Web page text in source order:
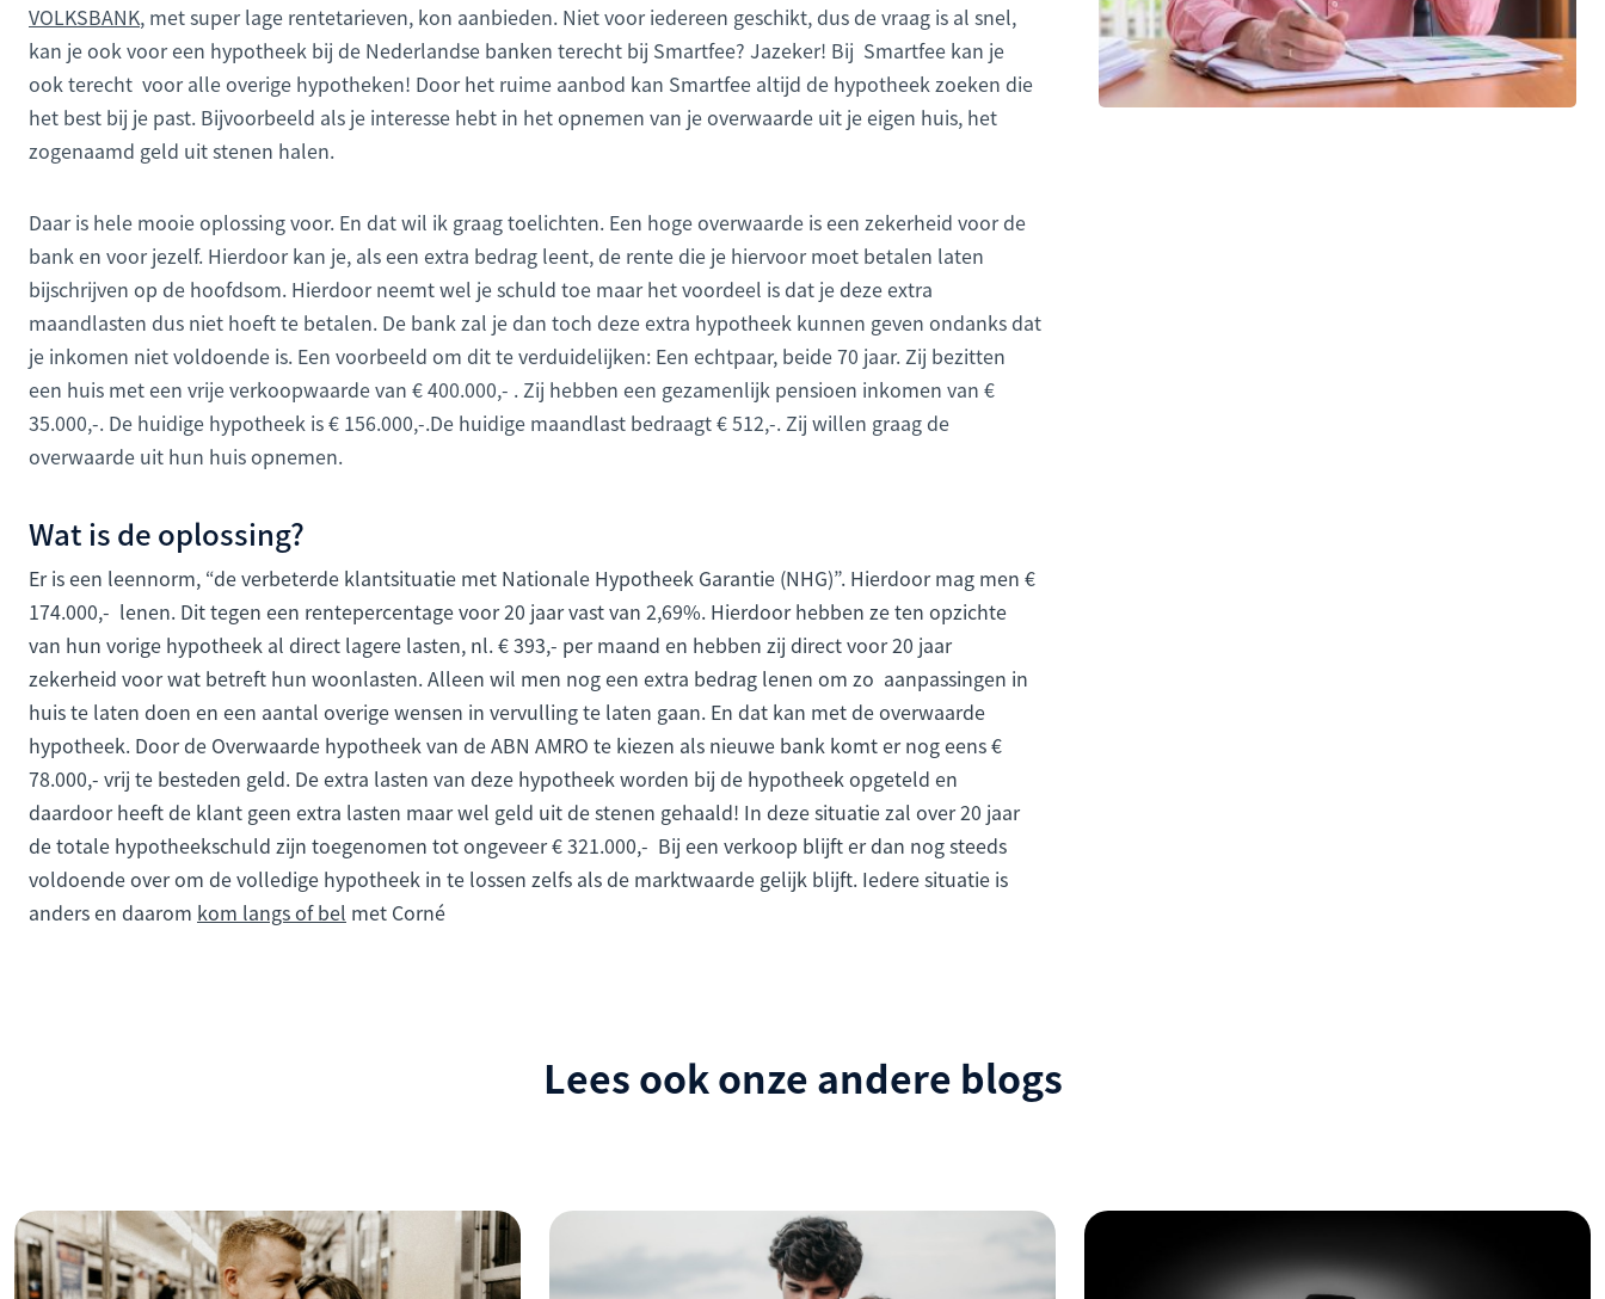
VOLKSBANK, met super lage rentetarieven, kon aanbieden. Niet voor iedereen geschikt, dus de vraag is al snel,
kan je ook voor een hypotheek bij de Nederlandse banken terecht bij Smartfee? Jazeker! Bij Smartfee kan je
ook terecht voor alle overige hypotheken! Door het ruime aanbod kan Smartfee altijd de hypotheek zoeken die
het best bij je past. Bijvoorbeeld als je interesse hebt in het opnemen van je overwaarde uit je eigen huis, het
zogenaamd geld uit stenen halen.
Daar is hele mooie oplossing voor. En dat wil ik graag toelichten. Een hoge overwaarde is een zekerheid voor de
bank en voor jezelf. Hierdoor kan je, als een extra bedrag leent, de rente die je hiervoor moet betalen laten
bijschrijven op de hoofdsom. Hierdoor neemt wel je schuld toe maar het voordeel is dat je deze extra
maandlasten dus niet hoeft te betalen. De bank zal je dan toch deze extra hypotheek kunnen geven ondanks dat
je inkomen niet voldoende is. Een voorbeeld om dit te verduidelijken: Een echtpaar, beide 70 jaar. Zij bezitten
een huis met een vrije verkoopwaarde van € 400.000,- . Zij hebben een gezamenlijk pensioen inkomen van €
35.000,-. De huidige hypotheek is € 156.000,-.De huidige maandlast bedraagt € 512,-. Zij willen graag de
overwaarde uit hun huis opnemen.
Wat is de oplossing?
Er is een leennorm, “de verbeterde klantsituatie met Nationale Hypotheek Garantie (NHG)”. Hierdoor mag men €
174.000,- lenen. Dit tegen een rentepercentage voor 20 jaar vast van 2,69%. Hierdoor hebben ze ten opzichte
van hun vorige hypotheek al direct lagere lasten, nl. € 393,- per maand en hebben zij direct voor 20 jaar
zekerheid voor wat betreft hun woonlasten. Alleen wil men nog een extra bedrag lenen om zo aanpassingen in
huis te laten doen en een aantal overige wensen in vervulling te laten gaan. En dat kan met de overwaarde
hypotheek. Door de Overwaarde hypotheek van de ABN AMRO te kiezen als nieuwe bank komt er nog eens €
78.000,- vrij te besteden geld. De extra lasten van deze hypotheek worden bij de hypotheek opgeteld en
daardoor heeft de klant geen extra lasten maar wel geld uit de stenen gehaald! In deze situatie zal over 20 jaar
de totale hypotheekschuld zijn toegenomen tot ongeveer € 321.000,- Bij een verkoop blijft er dan nog steeds
voldoende over om de volledige hypotheek in te lossen zelfs als de marktwaarde gelijk blijft. Iedere situatie is
anders en daarom kom langs of bel met Corné
Lees ook onze andere blogs